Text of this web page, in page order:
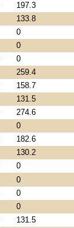
197.3
133.8
0
0
0
259.4
158.7
131.5
274.6
0
182.6
130.2
0
0
0
0
131.5